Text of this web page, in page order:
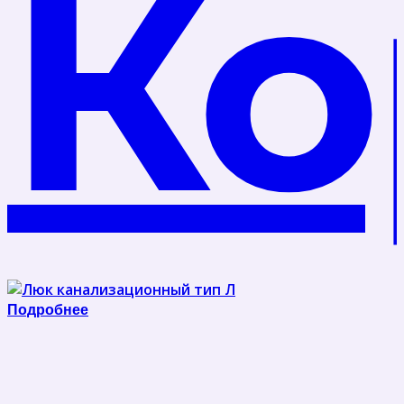
Подробнее